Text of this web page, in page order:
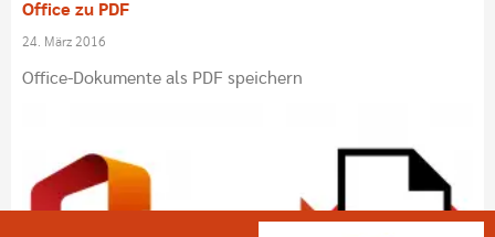
Office zu PDF
24. März 2016
Office-Dokumente als PDF speichern